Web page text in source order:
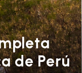
de Perú